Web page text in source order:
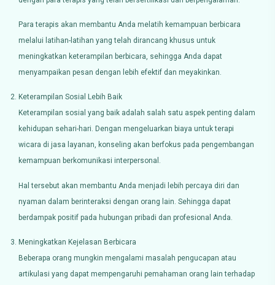
Para terapis akan membantu Anda melatih kemampuan berbicara
melalui latihan-latihan yang telah dirancang khusus untuk
meningkatkan keterampilan berbicara, sehingga Anda dapat
menyampaikan pesan dengan lebih efektif dan meyakinkan.
Keterampilan Sosial Lebih Baik
Keterampilan sosial yang baik adalah salah satu aspek penting dalam
kehidupan sehari-hari. Dengan mengeluarkan biaya untuk terapi
wicara di jasa layanan, konseling akan berfokus pada pengembangan
kemampuan berkomunikasi interpersonal.
Hal tersebut akan membantu Anda menjadi lebih percaya diri dan
nyaman dalam berinteraksi dengan orang lain. Sehingga dapat
berdampak positif pada hubungan pribadi dan profesional Anda.
Meningkatkan Kejelasan Berbicara
Beberapa orang mungkin mengalami masalah pengucapan atau
artikulasi yang dapat mempengaruhi pemahaman orang lain terhadap